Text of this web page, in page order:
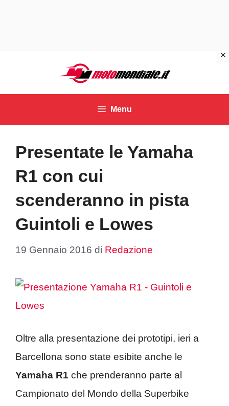
contenuto
Menu
Presentate le Yamaha
R1 con cui
scenderanno in pista
Guintoli e Lowes
19 Gennaio 2016 di Redazione
Oltre alla presentazione dei prototipi, ieri a
Barcellona sono state esibite anche le
Yamaha R1 che prenderanno parte al
Campionato del Mondo della Superbike